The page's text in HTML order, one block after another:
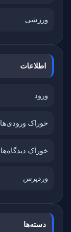
ورزشی
اطلاعات
ورود
خوراک ورودی‌ها
خوراک دیدگاه‌ها
وردپرس
دسته‌ها